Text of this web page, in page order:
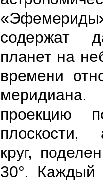
«Эфемериды
содержат
планет на
времени
проекцию
плоскости,
круг,
30°. Каждый